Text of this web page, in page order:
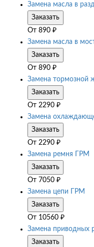
Замена масла в
Заказать
От 890 ₽
Замена масла в
Заказать
От 890 ₽
Замена тормозной
Заказать
От 2290 ₽
Замена
Заказать
От 2290 ₽
Замена ремня ГРМ
Заказать
От 7050 ₽
Замена цепи ГРМ
Заказать
От 10560 ₽
Замена приводных
Заказать